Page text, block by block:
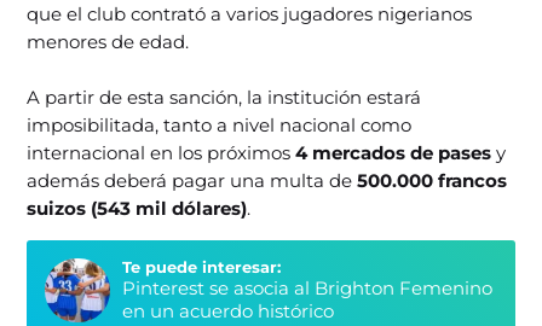
que el club contrató a varios jugadores nigerianos
menores de edad.
A partir de esta sanción, la institución estará
imposibilitada, tanto a nivel nacional como
internacional en los próximos 4 mercados de pases y
además deberá pagar una multa de500.000 francos
suizos (543 mil dólares).
Te puede interesar:
Pinterest se asocia al Brighton Femenino
en un acuerdo histórico